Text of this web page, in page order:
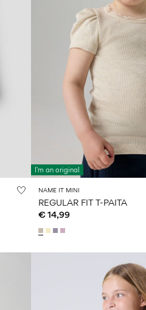
I'm an original
NAME IT MINI
REGULAR FIT T-PAITA
€ 14,99